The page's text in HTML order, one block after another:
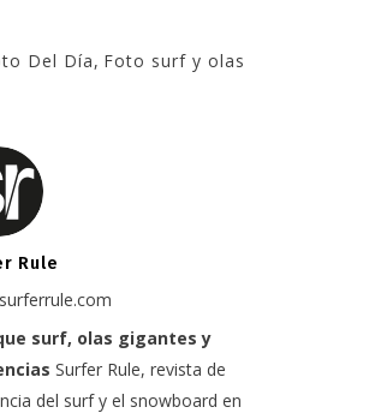
Del Día, Foto surf y olas
Rule
surf, olas gigantes y
Surfer Rule, revista de
del surf y el snowboard en